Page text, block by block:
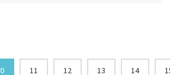
11 12 13 14